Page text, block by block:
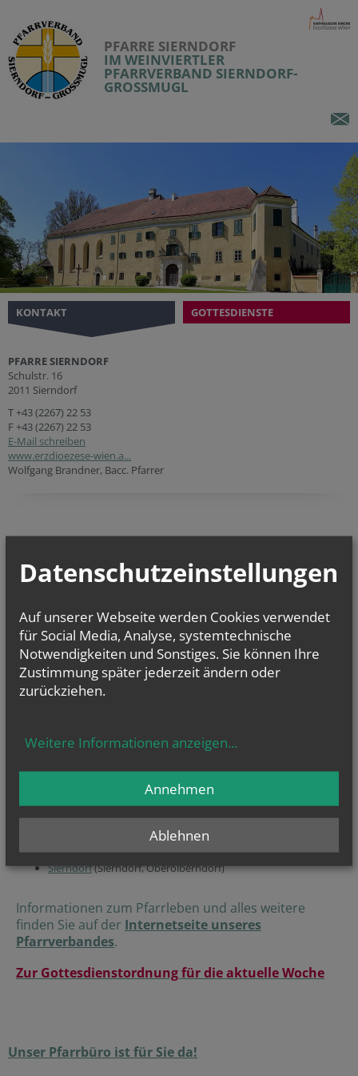
PFARRE SIERNDORF
IM WEINVIERTLER
PFARRVERBAND SIERNDORF-
GROSSMUGL
KONTAKT GOTTESDIENSTE
PFARRE SIERNDORF
Schulstr. 16
2011 Sierndorf
T+43 (2267) 22 53
F +43 (2267) 22 53
E-Mail schreiben
www.erzdioezese-wien.a...
Wolfgang Brandner, Bacc. Pfarrer
Unsere Pfarre:
Stockerau.
DiePfarrkirche , die sich im Schloss Sierndorf befindet, feiert ihr
Patrozinium am Fest Mariä Geburt am 8. September. Weitere
Gottesdienststätten der Pfarre sind diePeter-Brabenetz-Kapelle
im Pfarrhof und dieKapelle Oberolberndorf.
Unser Pfarrverband:
Großmugl (Großmugl, Füllersdorf, Ringendorf, Roseldorf,
(Herzogbirbaum, Nursch, Ottendorf)
(Höbersdorf, Untermallebarn)
Oberhautzental(Oberhautzental, Unterhautzental,
(Obermallebarn)
Senning(Senning, Geitzendorf)
Sierndorf(Sierndorf, Oberolberndorf)
Informationen zum Pfarrleben und alles weitere
finden Sie auf der Internetseite unseres
Pfarrverbandes.
Zur Gottesdienstordnung für die aktuelle Woche
Unser Pfarrbüro ist für Sie da!
Datenschutzeinstellungen
Auf unserer Webseite werden Cookies verwendet
für Social Media, Analyse, systemtechnische
Notwendigkeiten und Sonstiges. Sie können Ihre
Zustimmung später jederzeit ändern oder
zurückziehen.
Weitere Informationen anzeigen...
Ablehnen
Annehmen